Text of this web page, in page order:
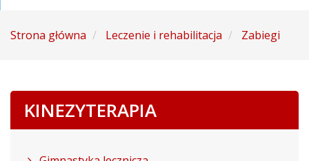
Strona główna Leczenie i rehabilitacja Zabiegi
KINEZYTERAPIA